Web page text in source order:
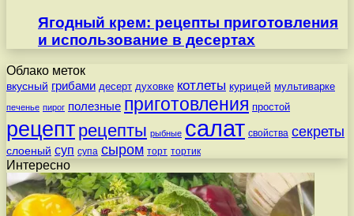
Ягодный крем: рецепты приготовления
и использование в десертах
Облако меток
вкусный грибами десерт духовке котлеты курицей мультиварке
печенье пирог полезные приготовления простой
рецепт рецепты рыбные салат свойства секреты
слоеный суп супа сыром торт тортик
Интересно